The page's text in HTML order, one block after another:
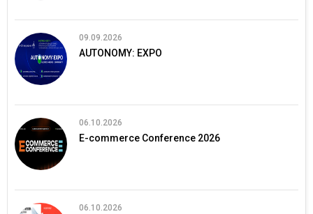
09.09.2026
AUTONOMY: EXPO
06.10.2026
E-commerce Conference 2026
06.10.2026